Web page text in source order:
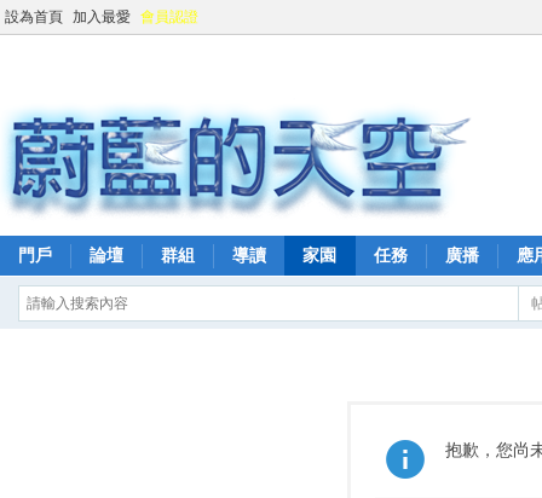
設為首頁 加入最愛 會員認證
門戶 論壇 群組 導讀 家園 任務 廣播 應
抱歉，您尚